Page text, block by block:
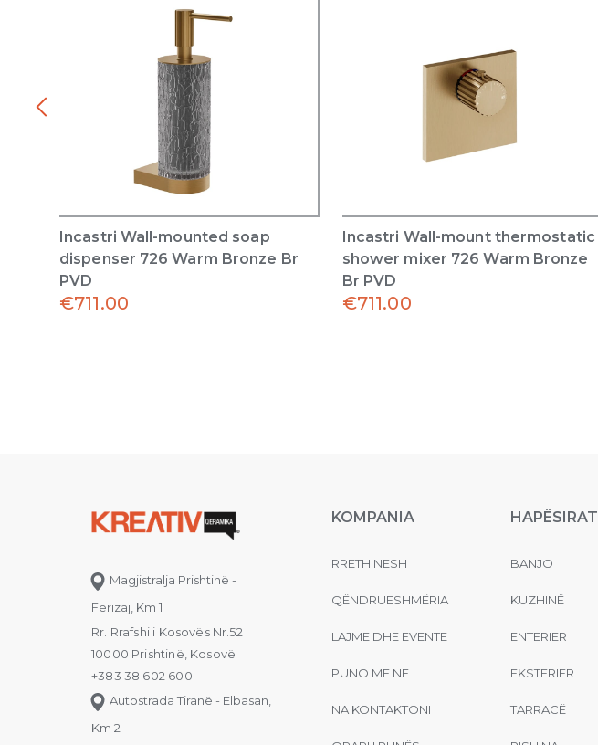
Incastri Wall-mounted soap
dispenser 726 Warm Bronze Br
PVD
€711.00
Incastri Wall-mount thermostatic
shower mixer 726 Warm Bronze
Br PVD
€711.00
Magjistralja Prishtinë -
Ferizaj, Km 1
Rr. Rrafshi i Kosovës Nr.52
10000 Prishtinë, Kosovë
+383 38 602 600
Autostrada Tiranë - Elbasan,
Km 2
KOMPANIA
RRETH NESH
QËNDRUESHMËRIA
LAJME DHE EVENTE
PUNO ME NE
NA KONTAKTONI
HAPËSIRAT
BANJO
KUZHINË
ENTERIER
EKSTERIER
TARRACË